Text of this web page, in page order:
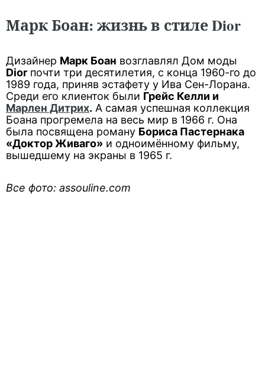
Марк Боан: жизнь в стиле Dior
Дизайнер Марк Боан возглавлял Дом моды
Dior почти три десятилетия, с конца 1960-го до
1989 года, приняв эстафету у Ива Сен-Лорана.
Среди его клиенток были Грейс Келли и
Марлен Дитрих. А самая успешная коллекция
Боана прогремела на весь мир в 1966 г. Она
была посвящена роману Бориса Пастернака
«Доктор Живаго» и одноимённому фильму,
вышедшему на экраны в 1965 г.
Все фото: assouline.com